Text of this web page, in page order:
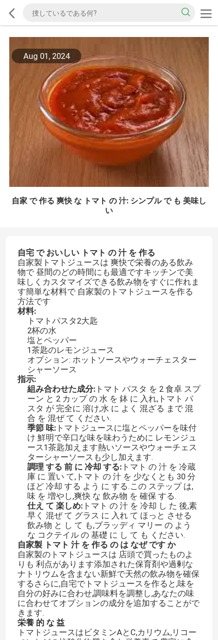
Aug 01, 2024
自家 で 作る 爽快 な トマト の 汁: シンプル で も 美味し
い
自宅 で おいしい トマト の 汁 を 作る
自家製トマトジュースは 爽快で栄養のある飲み
物で 昼間のどの時間にも最適ですキッチンで美
味しくカスタマイズできる飲み物をすぐに作れま
す簡単な材料で 自家製のトマトジュースを作る
方法です
材料:
トマトパスタ2大匙
2杯の水
塩とペッパー
1茶匙のレモンジュース
オプション: ホットソースやウォーチェスター
シャーソース
指示:
組み合わせた成分:トマト パスタ を 2 食卓 スプ
ーン と 2 カップ の 水 を 鉢 に 入れ,トマト パ
スタ が 完全に 溶け,水 に よく 混ざる まで 混
合 を 混ぜ て ください.
季節 味:トマトジュースに塩とペッパーを味付
け 鮮明で辛口な味を味わうために レモンジュ
ース1茶匙加えます熱いソースやウォーチェス
ターシャーソースも少し加えます.
調理 する 前 に 冷却 する:トマト の 汁 を 冷蔵
庫 に 置い て,トマト の 汁 を 少なくとも 30 分
ほど 冷却 する よう に する.この ステップ は,
味 を 増やし,爽快 な 飲み物 を 確保 する.
仕え て 楽しめ:トマト の 汁 を 冷却 し た 後,素
早く 混ぜ て グラス に 入れ て ほっと させる
飲み物 と し て も,ブラッディ マリー の よう
な コクテイル の 基礎 に し て も ください.
自家製 トマト 汁 を 作る の は なぜ です か
自家製のトマトジュースは 店頭で買ったものよ
りも 利点があります添加された保育剤や過剰な
ナトリウムを含まない新鮮で天然の飲み物を確保
するさらに,自宅でトマトジュースを作ると,味を
自分の好みに合わせ,調味料を調整し,あなたの味
に合わせてオプションの成分を追加することがで
きます.
栄養 的 な 益
トマトジュースはビタミンAとC,カリウム,リコー